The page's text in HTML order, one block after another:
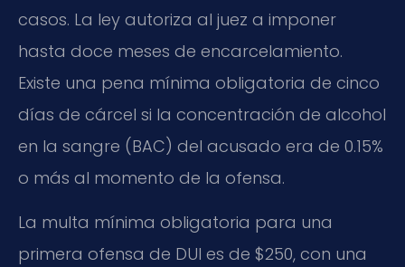
casos. La ley autoriza al juez a imponer
hasta doce meses de encarcelamiento.
Existe una pena mínima obligatoria de cinco
días de cárcel si la concentración de alcohol
en la sangre (BAC) del acusado era de 0.15%
o más al momento de la ofensa.
La multa mínima obligatoria para una
primera ofensa de DUI es de $250, con una